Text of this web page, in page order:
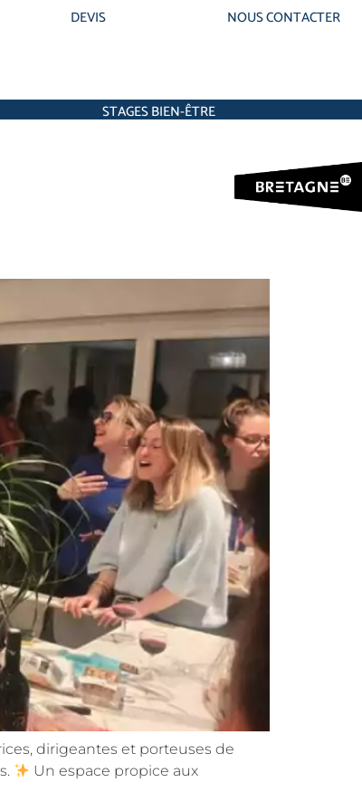
DEVIS NOUS CONTACTER
STAGES BIEN-ÊTRE
dirigeantes et porteuses de
Un espace propice aux